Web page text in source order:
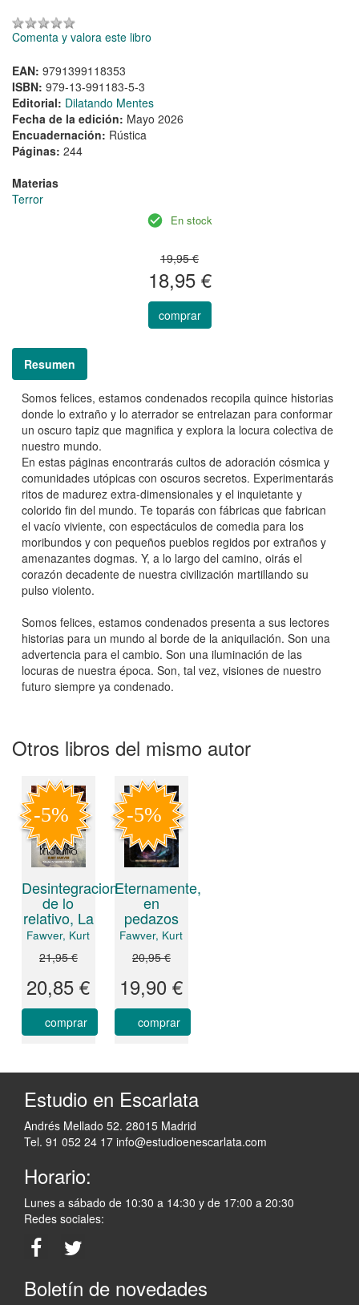
Comenta y valora este libro
EAN: 9791399118353
ISBN: 979-13-991183-5-3
Editorial: Dilatando Mentes
Fecha de la edición: Mayo 2026
Encuadernación: Rústica
Páginas: 244
Materias
Terror
En stock
19,95 €
18,95 €
comprar
Resumen
Somos felices, estamos condenados recopila quince historias
donde lo extraño y lo aterrador se entrelazan para conformar
un oscuro tapiz que magnifica y explora la locura colectiva de
nuestro mundo.
En estas páginas encontrarás cultos de adoración cósmica y
comunidades utópicas con oscuros secretos. Experimentarás
ritos de madurez extra-dimensionales y el inquietante y
colorido fin del mundo. Te toparás con fábricas que fabrican
el vacío viviente, con espectáculos de comedia para los
moribundos y con pequeños pueblos regidos por extraños y
amenazantes dogmas. Y, a lo largo del camino, oirás el
corazón decadente de nuestra civilización martillando su
pulso violento.
Somos felices, estamos condenados presenta a sus lectores
historias para un mundo al borde de la aniquilación. Son una
advertencia para el cambio. Son una iluminación de las
locuras de nuestra época. Son, tal vez, visiones de nuestro
futuro siempre ya condenado.
Otros libros del mismo autor
Desintegracion
de lo
relativo, La
Fawver, Kurt
21,95 €
20,85 €
comprar
Eternamente,
en
pedazos
Fawver, Kurt
20,95 €
19,90 €
comprar
Estudio en Escarlata
Andrés Mellado 52. 28015 Madrid
Tel. 91 052 24 17 info@estudioenescarlata.com
Horario:
Lunes a sábado de 10:30 a 14:30 y de 17:00 a 20:30
Redes sociales:
Boletín de novedades